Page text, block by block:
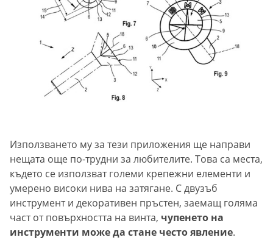
Използването му за тези приложения ще направи
нещата още по-трудни за любителите. Това са места,
където се използват големи крепежни елементи и
умерено високи нива на затягане. С двузъб
инструмент и декоративен пръстен, заемащ голяма
част от повърхността на винта, чупенето на
инструменти може да стане често явление.